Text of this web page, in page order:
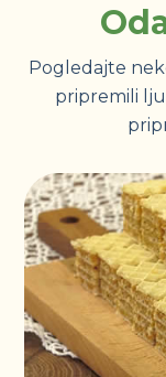
Pogledajte
pripremili